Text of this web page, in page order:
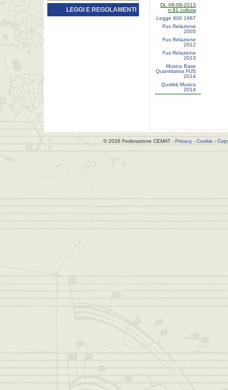
LEGGI E REGOLAMENTI
DL 08-08-2013
n.91 cultura
Legge 800 1967
Fus Relazione
2005
Fus Relazione
2012
Fus Relazione
2013
Musica Base
Quantitativa FUS
2014
Qualità Musica
2014
© 2026 Federazione CEMAT - Privacy - Cookie -